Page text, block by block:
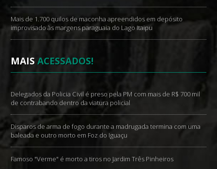
Mais de 1.700 quilos de maconha apreendidos em depósito
improvisado às margens paraguaia do Lago Itaipu
MAISACESSADOS!
Delegados da Policia Civil é preso pela PM com mais de R$ 700 mil
de contrabando dentro da viatura policial
Disparos de arma de fogo durante a madrugada termina com uma
baleada e outro morto em Foz do Iguaçu
Famoso "Verme" é morto a tiros no Jardim Três Pinheiros